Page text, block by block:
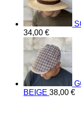
34,00 €
BEIGE 38,00 €